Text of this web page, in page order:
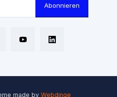
Abonnieren
made by Webdinge